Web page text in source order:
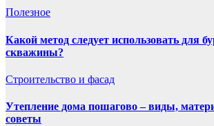
Полезнoe
Какой метод следует использовать для
скважины?
Строительство и фасад
Утепление дома пошагово – виды,
советы